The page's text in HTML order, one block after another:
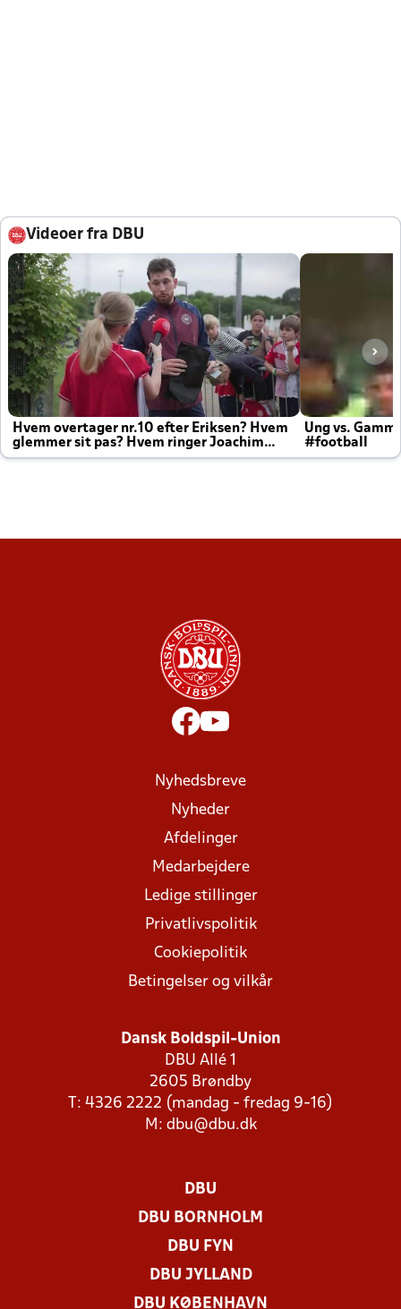
Videoer fra DBU
Hvem overtager nr.10 efter Eriksen? Hvem
glemmer sit pas? Hvem ringer Joachim
altid til efter kampe?
Ung vs.
#football
Nyhedsbreve
Nyheder
Afdelinger
Medarbejdere
Ledige stillinger
Privatlivspolitik
Cookiepolitik
Betingelser og vilkår
Dansk Boldspil-Union
DBU Allé 1
2605 Brøndby
T: 4326 2222 (mandag - fredag 9-16)
M: dbu@dbu.dk
DBU
DBU BORNHOLM
DBU FYN
DBU JYLLAND
DBU KØBENHAVN